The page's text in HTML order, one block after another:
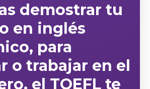
demostrar tu
en inglés
, para
o trabajar en el
el TOEFL te